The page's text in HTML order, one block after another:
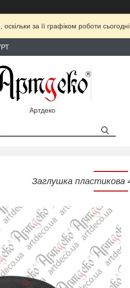
за її графіком роботи
Артдеко
Заглушка пластикова